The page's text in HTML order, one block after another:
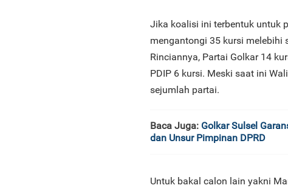
Jika koalisi ini terbentuk untuk
mengantongi 35 kursi melebihi
Rinciannya, Partai Golkar 14
PDIP 6 kursi. Meski saat ini
sejumlah partai.
Baca Juga: Golkar Sulsel
dan Unsur Pimpinan DPRD
Untuk bakal calon lain yakni